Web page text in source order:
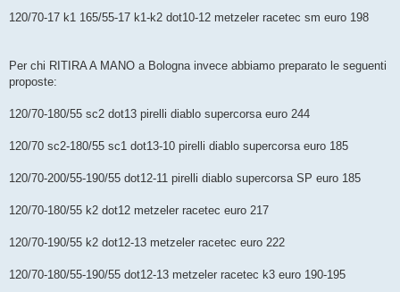
120/70-17 k1 165/55-17 k1-k2 dot10-12 metzeler racetec sm euro 198
Per chi RITIRA A MANO a Bologna invece abbiamo preparato le seguenti
proposte:
120/70-180/55 sc2 dot13 pirelli diablo supercorsa euro 244
120/70 sc2-180/55 sc1 dot13-10 pirelli diablo supercorsa euro 185
120/70-200/55-190/55 dot12-11 pirelli diablo supercorsa SP euro 185
120/70-180/55 k2 dot12 metzeler racetec euro 217
120/70-190/55 k2 dot12-13 metzeler racetec euro 222
120/70-180/55-190/55 dot12-13 metzeler racetec k3 euro 190-195